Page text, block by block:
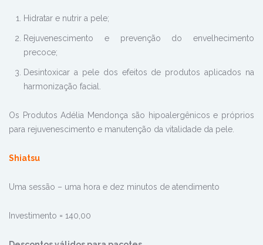
Hidratar e nutrir a pele;
Rejuvenescimento e prevenção do envelhecimento
precoce;
Desintoxicar a pele dos efeitos de produtos aplicados na
harmonização facial.
Os Produtos Adélia Mendonça são hipoalergênicos e próprios
para rejuvenescimento e manutenção da vitalidade da pele.
Shiatsu
Uma sessão – uma hora e dez minutos de atendimento
Investimento = 140,00